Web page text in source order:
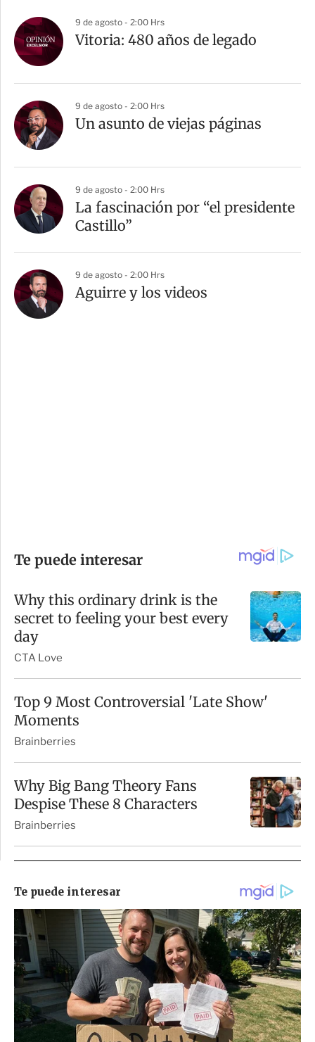
9 de agosto - 2:00 Hrs
Vitoria: 480 años de legado
9 de agosto - 2:00 Hrs
Un asunto de viejas páginas
9 de agosto - 2:00 Hrs
La fascinación por “el presidente
Castillo”
9 de agosto - 2:00 Hrs
Aguirre y los videos